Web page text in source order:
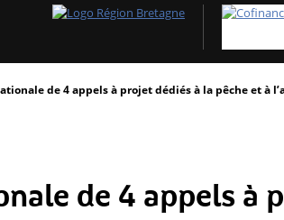
de 4 appels à projet dédiés à la pêche et à
de 4 appels à